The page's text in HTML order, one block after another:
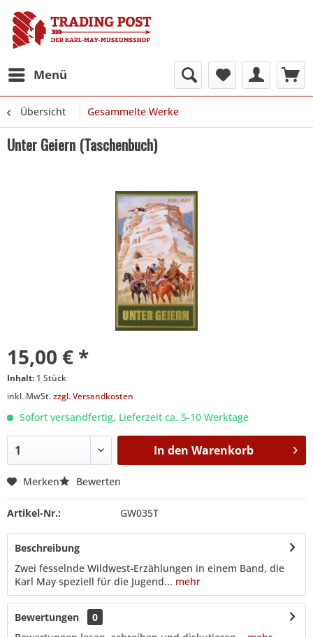
Menü
Übersicht Gesammelte Werke
Unter Geiern (Taschenbuch)
15,00 € *
Inhalt: 1 Stück
inkl. MwSt.zzgl. Versandkosten
Sofort versandfertig, Lieferzeit ca. 5-10 Werktage
In den Warenkorb
Merken Bewerten
Artikel-Nr.: GW035T
Beschreibung
Zwei fesselnde Wildwest-Erzählungen in einem Band, die
Karl May speziell für die Jugend... mehr
Bewertungen
0